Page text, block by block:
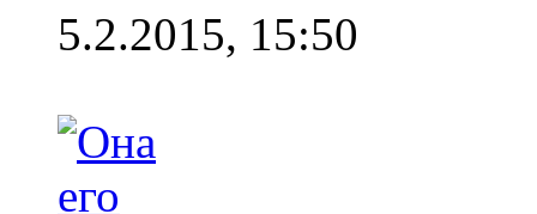
5.2.2015, 15:50